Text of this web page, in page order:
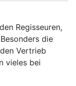
Regisseuren,
die
Vertrieb
vieles bei